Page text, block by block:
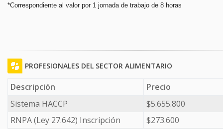
*Correspondiente al valor por 1 jornada de trabajo de 8 horas
PROFESIONALES DEL SECTOR ALIMENTARIO
Descripción
Precio
Sistema HACCP
$5.655.800
RNPA (Ley 27.642) Inscripción
$273.600